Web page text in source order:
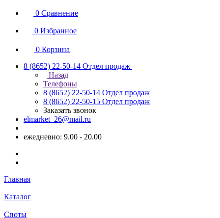
0 Сравнение
0 Избранное
0 Корзина
8 (8652) 22-50-14 Отдел продаж
Назад
Телефоны
8 (8652) 22-50-14 Отдел продаж
8 (8652) 22-50-15 Отдел продаж
Заказать звонок
elmarket_26@mail.ru
ежедневно: 9.00 - 20.00
Главная
Каталог
Споты